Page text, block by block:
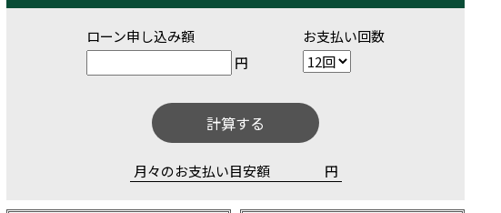
ローン申し込み額
円
お支払い回数
計算する
月々のお支払い目安額 円